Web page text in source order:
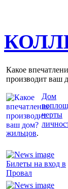
Какое
производит ваш
Дом
черты
жильцов.
Билеты на вход в
Провал